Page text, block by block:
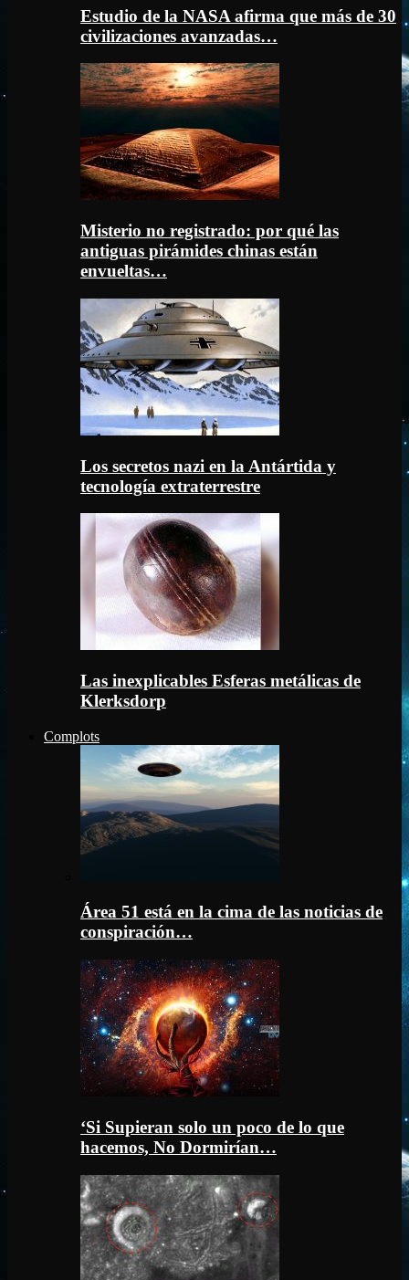
Estudio de la NASA afirma que más de 30
civilizaciones avanzadas…
Misterio no registrado: por qué las
antiguas pirámides chinas están
envueltas…
Los secretos nazi en la Antártida y
tecnología extraterrestre
Las inexplicables Esferas metálicas de
Klerksdorp
Complots
Área 51 está en la cima de las noticias de
conspiración…
‘Si Supieran solo un poco de lo que
hacemos, No Dormirían…